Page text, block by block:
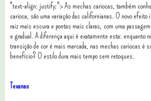
"text-align: justify;">As mechas cariocas, também
carioca, são uma variação das californianas. O novo efeito
raiz mais escura e pontas mais claras, com uma
e gradual. A diferença aqui é exatamente esta: enquanto
transição de cor é mais marcada, nas mechas cariocas é
benefício? O estilo dura mais tempo sem retoques.
Texanas